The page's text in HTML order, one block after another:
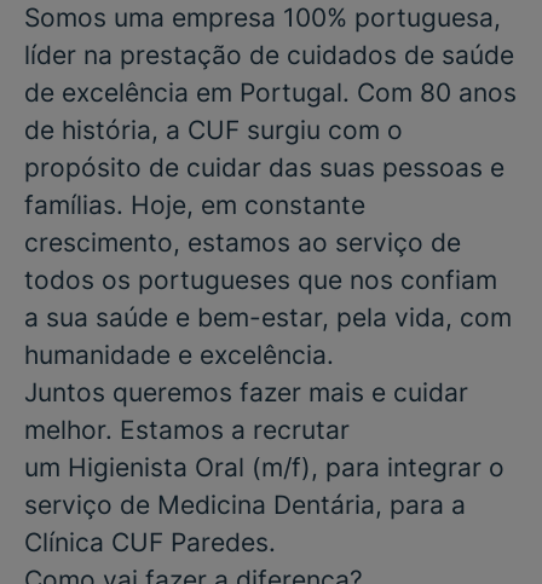
Somos uma empresa 100% portuguesa,
líder na prestação de cuidados de saúde
de excelência em Portugal. Com 80 anos
de história, a CUF surgiu com o
propósito de cuidar das suas pessoas e
famílias. Hoje, em constante
crescimento, estamos ao serviço de
todos os portugueses que nos confiam
a sua saúde e bem-estar, pela vida, com
humanidade e excelência.
Juntos queremos fazer mais e cuidar
melhor. Estamos a recrutar
um Higienista Oral (m/f), para integrar o
serviço de Medicina Dentária, para a
Clínica CUF Paredes.